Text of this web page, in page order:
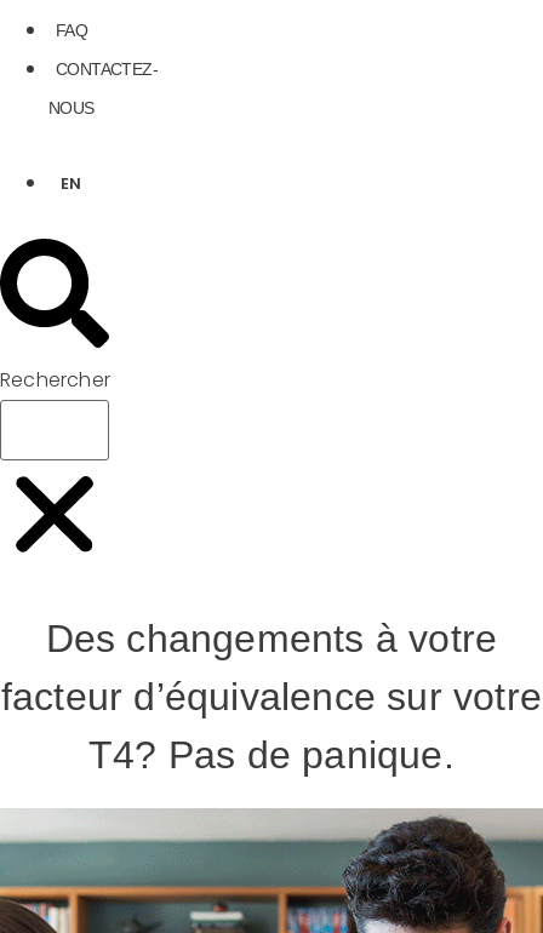
FAQ
CONTACTEZ-
NOUS
EN
Rechercher
Des changements à votre
facteur d’équivalence sur votre
T4? Pas de panique.